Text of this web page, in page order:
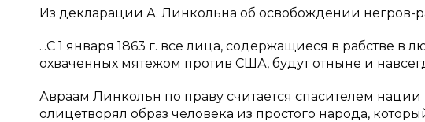
Из декларации А. Линкольна об освобождении негров-
...С 1 января 1863 г. все лица, содержащиеся в рабстве в
охваченных мятежом против США, будут отныне и
Авраам Линкольн по праву считается спасителем
олицетворял образ человека из простого народа,